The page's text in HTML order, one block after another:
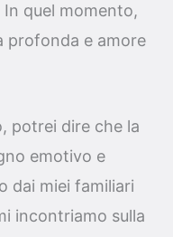
quel momento,
profonda e amore
potrei dire che la
emotivo e
dai miei familiari
incontriamo sulla